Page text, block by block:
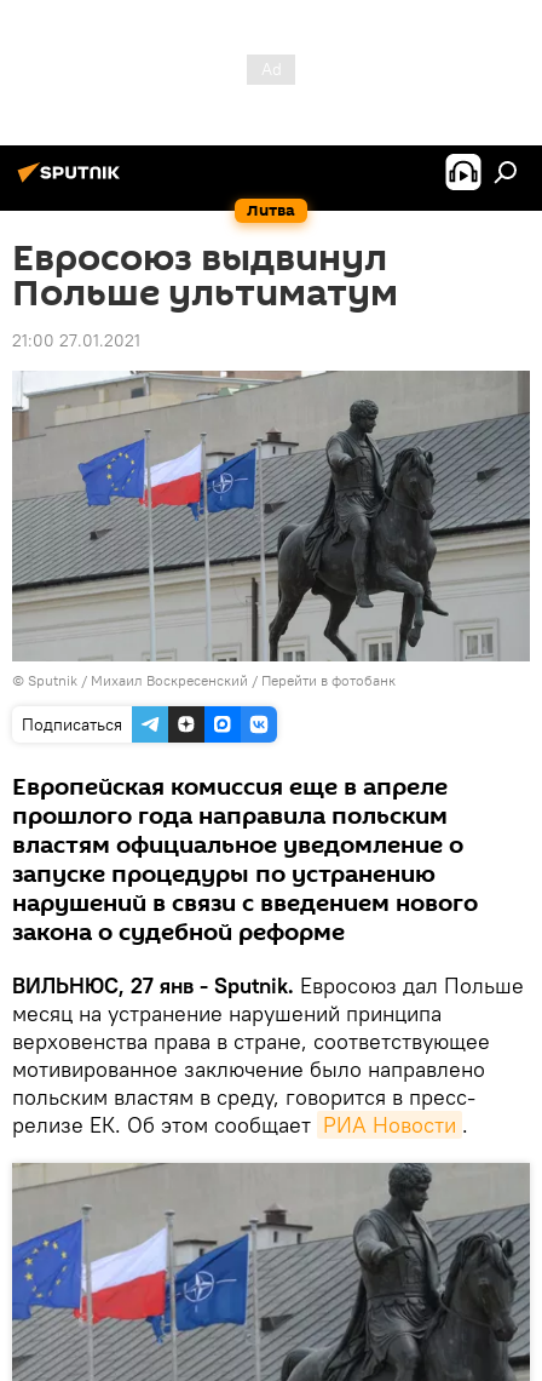
Литва
Евросоюз выдвинул
Польше ультиматум
21:00 27.01.2021
© Sputnik / Михаил Воскресенский / Перейти в фотобанк
Подписаться
Европейская комиссия еще в апреле
прошлого года направила польским
властям официальное уведомление о
запуске процедуры по устранению
нарушений в связи с введением нового
закона о судебной реформе
ВИЛЬНЮС, 27 янв - Sputnik. Евросоюз дал Польше
месяц на устранение нарушений принципа
верховенства права в стране, соответствующее
мотивированное заключение было направлено
польским властям в среду, говорится в пресс-
релизе ЕК. Об этом сообщает РИА Новости .